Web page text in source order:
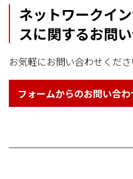
ネットワークイ
スに関するお問
お気軽にお問い合わせくだ
フォームからのお問い合わ